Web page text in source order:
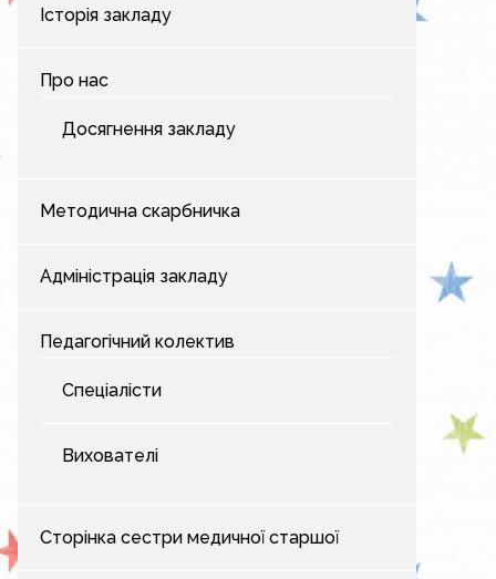
Історія закладу
Про нас
Досягнення закладу
Методична скарбничка
Адміністрація закладу
Педагогічний колектив
Спеціалісти
Вихователі
Сторінка сестри медичної старшої